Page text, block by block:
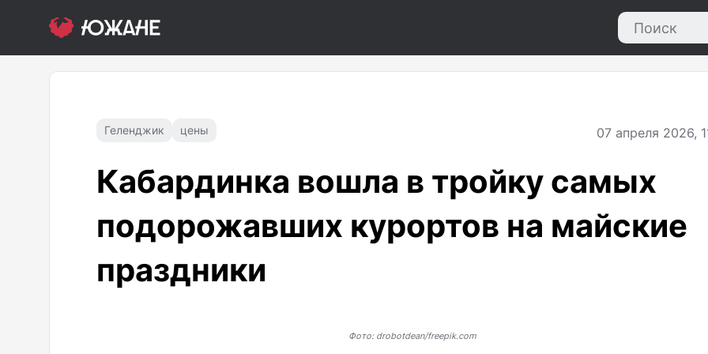
Геленджик цены 07 апреля 2026,
Кабардинка вошла в тройку самых
подорожавших курортов на майские
праздники
Фото: drobotdean/freepik.com